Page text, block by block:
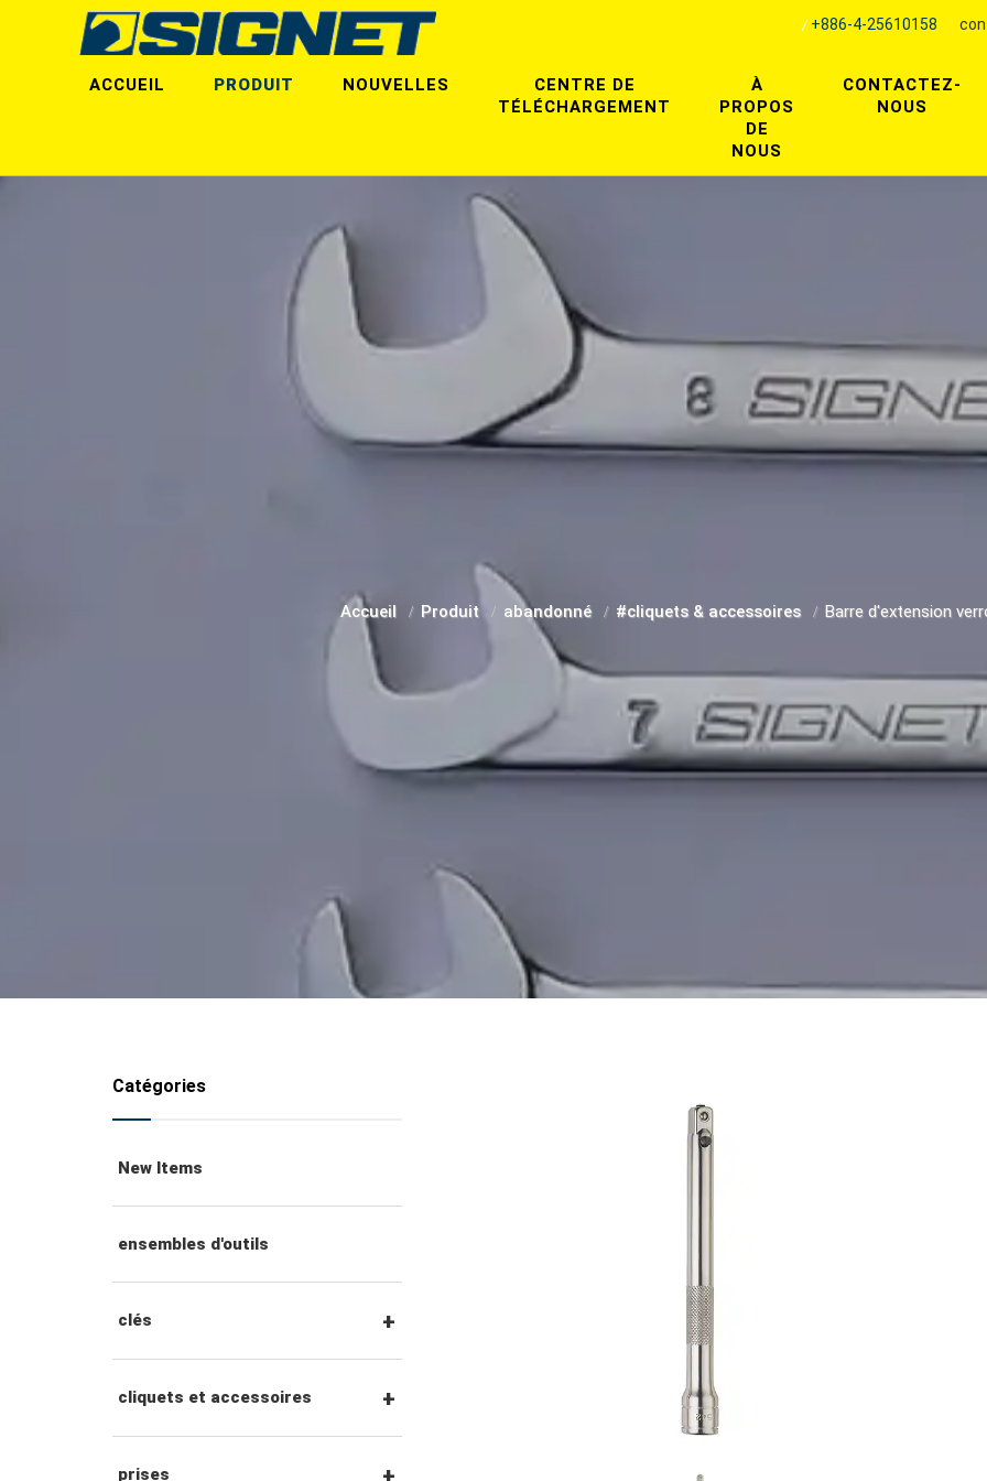
+886-4-25610158
ACCUEIL NOUVELLES
PRODUIT
CENTRE DE
TÉLÉCHARGEMENT
À
PROPOS
DE
NOUS
CONTACTEZ-
NOUS
Accueil Produit abandonné #cliquets & accessoires Barre d'extension
Catégories
New Items
ensembles d'outils
clés
clés mixtes
clés mixtes à cliquet
cliquets et accessoires
Cliquets et accessoires à
prises